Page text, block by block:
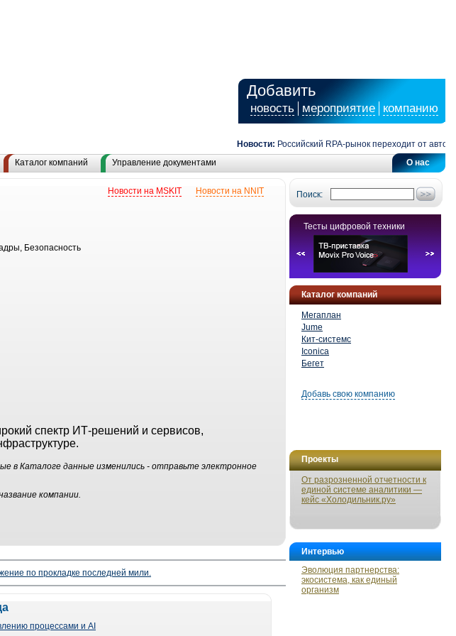
Добавить
новость мероприятие компанию
Новости: Российский RPA-рынок переходит от
О нас
Каталог компаний Управление документами
Поиск:
Тесты цифровой техники
Каталог компаний
Мегаплан
Jume
Кит-системс
Iconica
Бегет
Добавь свою компанию
Проекты
От разрозненной отчетности к
единой системе аналитики —
кейс «Холодильник.ру»
Интервью
Эволюция партнерства:
экосистема, как единый
организм
Новости на NNIT
Новости на MSKIT
Безопасность
спектр ИТ-решений и сервисов,
в Каталоге данные изменились - отправьте электронное
компании.
по прокладке последней мили.
процессами и AI